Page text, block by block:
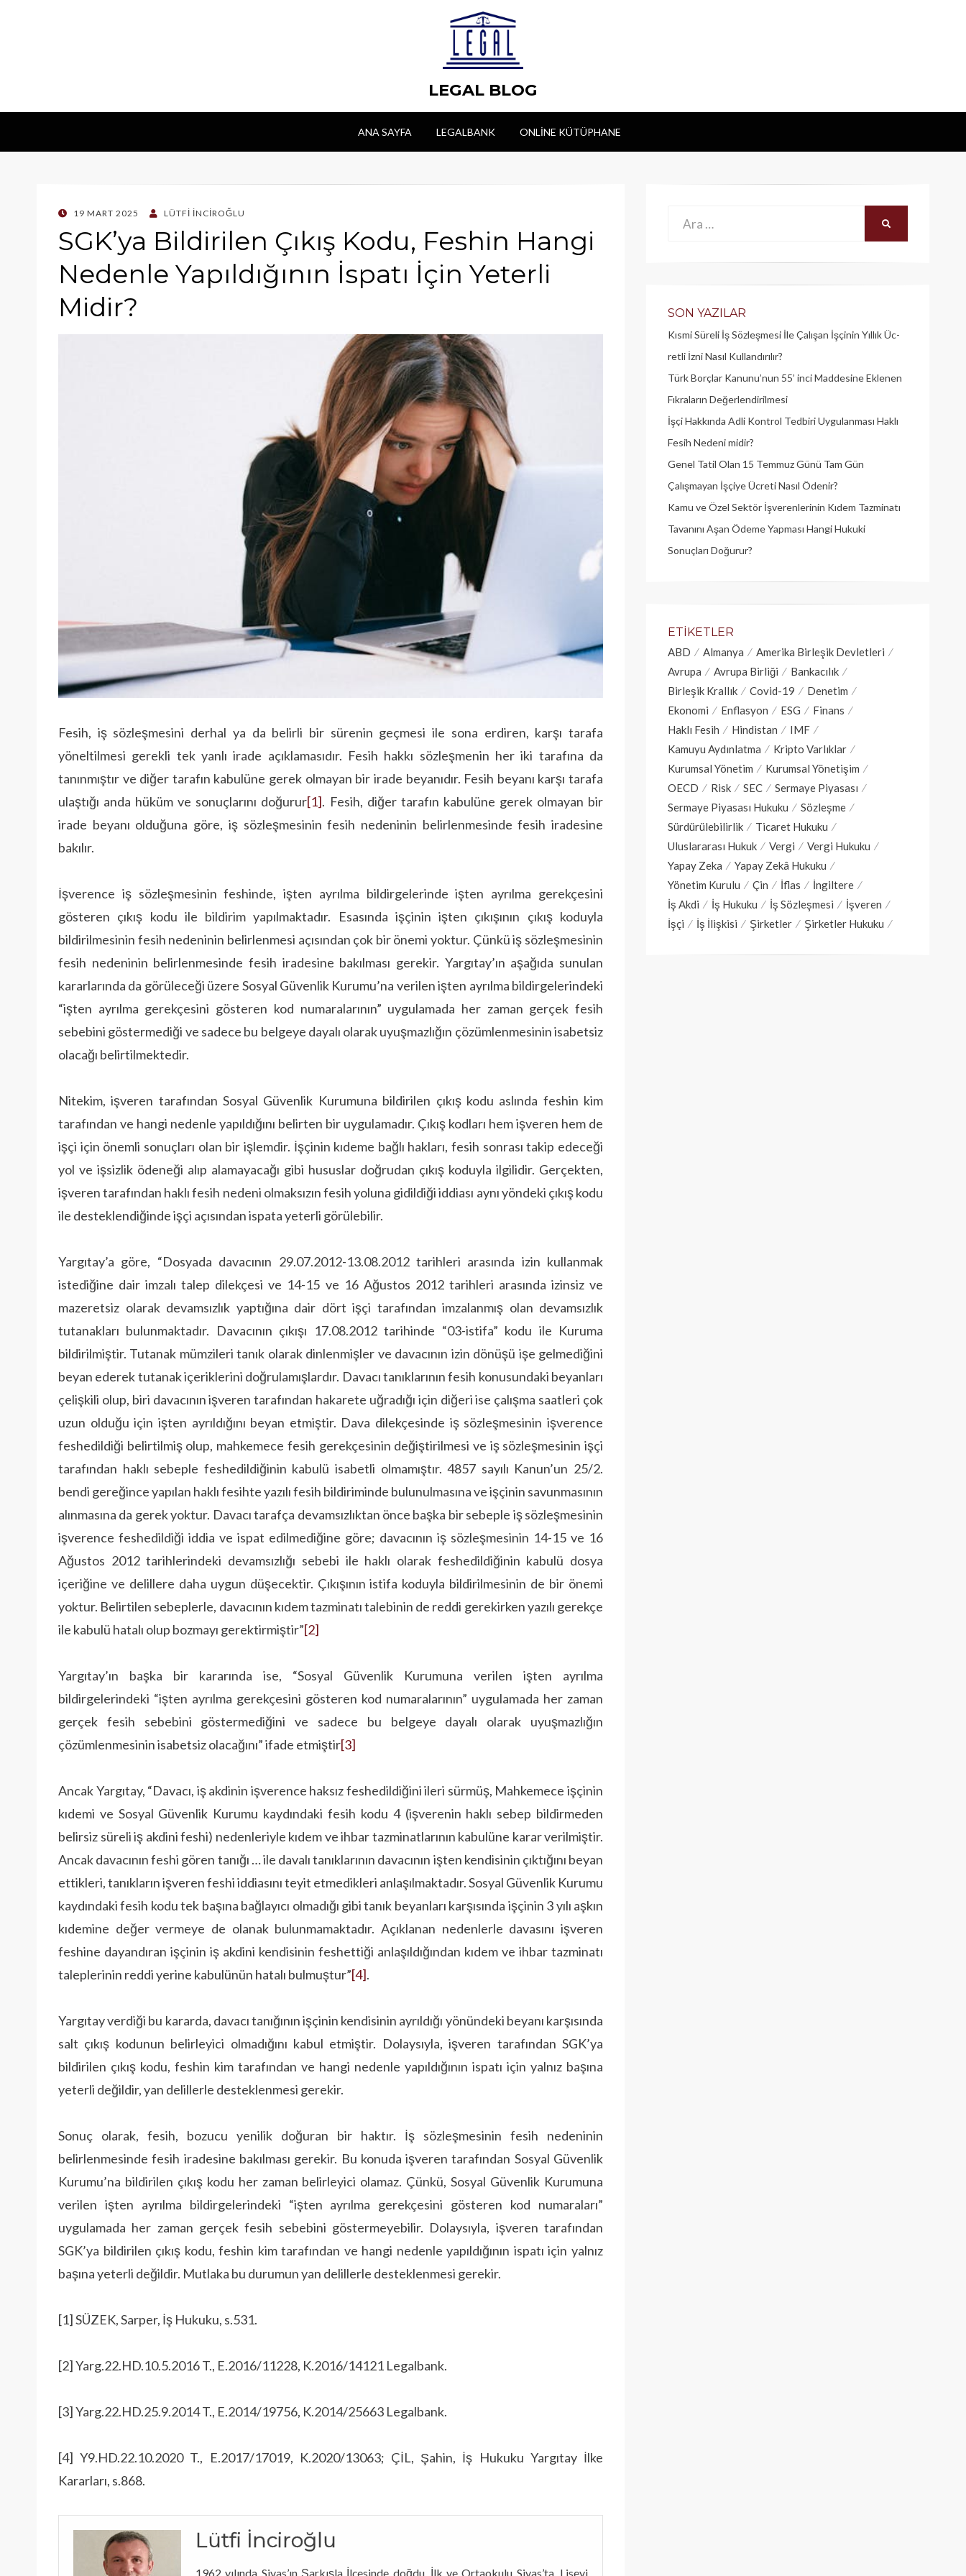
LEGAL BLOG
ANA SAYFA LEGALBANK ONLINE KÜTÜPHANE
POSTED
19 MART 2025 LÜTFI İNCIROĞLU
SGK’ya Bildirilen Çıkış Kodu, Feshin Hangi
Nedenle Yapıldığının İspatı İçin Yeterli
Midir?
Fesih, iş sözleşmesini derhal ya da belirli bir sürenin geçmesi ile sona erdiren, karşı tarafa
yöneltilmesi gerekli tek yanlı irade açıklamasıdır. Fesih hakkı sözleşmenin her iki tarafına da
tanınmıştır ve diğer tarafın kabulüne gerek olmayan bir irade beyanıdır. Fesih beyanı karşı tarafa
ulaştığı anda hüküm ve sonuçlarını doğurur[1]. Fesih, diğer tarafın kabulüne gerek olmayan bir
irade beyanı olduğuna göre, iş sözleşmesinin fesih nedeninin belirlenmesinde fesih iradesine
bakılır.
İşverence iş sözleşmesinin feshinde, işten ayrılma bildirgelerinde işten ayrılma gerekçesini
gösteren çıkış kodu ile bildirim yapılmaktadır. Esasında işçinin işten çıkışının çıkış koduyla
bildirilmesinin fesih nedeninin belirlenmesi açısından çok bir önemi yoktur. Çünkü iş sözleşmesinin
fesih nedeninin belirlenmesinde fesih iradesine bakılması gerekir. Yargıtay’ın aşağıda sunulan
kararlarında da görüleceği üzere Sosyal Güvenlik Kurumu’na verilen işten ayrılma bildirgelerindeki
“işten ayrılma gerekçesini gösteren kod numaralarının” uygulamada her zaman gerçek fesih
sebebini göstermediği ve sadece bu belgeye dayalı olarak uyuşmazlığın çözümlenmesinin isabetsiz
olacağı belirtilmektedir.
Nitekim, işveren tarafından Sosyal Güvenlik Kurumuna bildirilen çıkış kodu aslında feshin kim
tarafından ve hangi nedenle yapıldığını belirten bir uygulamadır. Çıkış kodları hem işveren hem de
işçi için önemli sonuçları olan bir işlemdir. İşçinin kıdeme bağlı hakları, fesih sonrası takip edeceği
yol ve işsizlik ödeneği alıp alamayacağı gibi hususlar doğrudan çıkış koduyla il­gilidir. Gerçekten,
işveren tarafından haklı fesih nedeni olmaksızın fesih yo­luna gidildiği iddiası aynı yöndeki çıkış kodu
ile desteklendiğinde işçi açısın­dan ispata yeterli görülebilir.
Yargıtay’a göre, “Dosyada davacının 29.07.2012-13.08.2012 tarihleri arasında izin kullanmak
istediğine dair imzalı talep dilekçesi ve 14-15 ve 16 Ağustos 2012 tarihleri arasında izinsiz ve
mazeretsiz olarak devamsızlık yaptığına dair dört işçi tarafından imzalanmış olan devamsızlık
tutanakları bulunmaktadır. Davacının çıkışı 17.08.2012 tarihinde “03-istifa” kodu ile Kuruma
bildirilmiştir. Tutanak mümzileri tanık olarak dinlenmişler ve davacının izin dönüşü işe gelmediğini
beyan ederek tutanak içeriklerini doğrulamışlardır. Davacı tanıklarının fesih konusundaki beyanları
çelişkili olup, biri davacının işveren tarafından hakarete uğradığı için diğeri ise çalışma saatleri çok
uzun olduğu için işten ayrıldığını beyan etmiştir. Dava dilekçesinde iş sözleşmesinin işverence
feshedildiği belirtilmiş olup, mahkemece fesih gerekçesinin değiştirilmesi ve iş sözleşmesinin işçi
tarafından haklı sebeple feshedildiğinin kabulü isabetli olmamıştır. 4857 sayılı Kanun’un 25/2.
bendi gereğince yapılan haklı fesihte yazılı fesih bildiriminde bulunulmasına ve işçinin savunmasının
alınmasına da gerek yoktur. Davacı tarafça devamsızlıktan önce başka bir sebeple iş sözleşmesinin
işverence feshedildiği iddia ve ispat edilmediğine göre; davacının iş sözleşmesinin 14-15 ve 16
Ağustos 2012 tarihlerindeki devamsızlığı sebebi ile haklı olarak feshedildiğinin kabulü dosya
içeriğine ve delillere daha uygun düşecektir. Çıkışının istifa koduyla bildirilmesinin de bir önemi
yoktur. Belirtilen sebeplerle, davacının kıdem tazminatı talebinin de reddi gerekirken yazılı gerekçe
ile kabulü hatalı olup bozmayı gerektirmiştir”[2]
Yargıtay’ın başka bir kararında ise, “Sosyal Güvenlik Kurumuna verilen işten ayrılma
bildirgelerindeki “işten ayrılma gerekçesini gösteren kod numaralarının” uygulamada her zaman
gerçek fesih sebebini göstermediğini ve sadece bu belgeye dayalı olarak uyuşmazlığın
çözümlenmesinin isabetsiz olacağını” ifade etmiştir[3]
Ancak Yargıtay, “Davacı, iş akdinin işverence haksız feshedil­diğini ileri sürmüş, Mahkemece işçinin
kıdemi ve Sosyal Güvenlik Kurumu kaydındaki fesih kodu 4 (işverenin haklı sebep bildirmeden
belirsiz süreli iş akdini feshi) nedenleriyle kıdem ve ihbar tazminatlarının kabulüne karar ve­rilmiştir.
Ancak davacının feshi gören tanığı … ile davalı tanıklarının davacı­nın işten kendisinin çıktığını beyan
ettikleri, tanıkların işveren feshi iddiasını teyit etmedikleri anlaşılmaktadır. Sosyal Güvenlik Kurumu
kaydındaki fesih kodu tek başına bağlayıcı olmadığı gibi tanık beyanları karşısında işçinin 3 yılı aşkın
kıdemine değer vermeye de olanak bulunmamaktadır. Açıklanan nedenlerle davasını işveren
feshine dayandıran işçinin iş akdini kendisinin feshettiği anlaşıldığından kıdem ve ihbar tazminatı
taleplerinin reddi yerine kabulünün hatalı bulmuştur”[4].
Yargıtay verdiği bu kararda, davacı tanığının işçinin kendisinin ayrıl­dığı yönündeki beyanı karşısında
salt çıkış kodunun belirleyici olmadığını kabul etmiştir. Dolaysıyla, işveren tarafından SGK’ya
bildirilen çıkış kodu, feshin kim tarafından ve hangi nedenle yapıldığının ispatı için yalnız başına
yeterli değildir, yan delillerle desteklenmesi gerekir.
Sonuç olarak, fesih, bozucu yenilik doğuran bir haktır. İş sözleşmesinin fesih nedeninin
belirlenmesinde fesih iradesine bakılması gerekir. Bu konuda işveren tarafından Sosyal Güvenlik
Kurumu’na bildirilen çıkış kodu her zaman belirleyici olamaz. Çünkü, Sosyal Güvenlik Kurumuna
verilen işten ayrılma bildirgelerindeki “işten ayrılma gerekçesini gösteren kod numaraları”
uygulamada her zaman gerçek fesih sebebini göstermeyebilir. Dolaysıyla, işveren tarafından
SGK’ya bildirilen çıkış kodu, feshin kim tarafından ve hangi nedenle yapıldığının ispatı için yalnız
başına yeterli değildir. Mutlaka bu durumun yan delillerle desteklenmesi gerekir.
[1] SÜZEK, Sarper, İş Hukuku, s.531.
[2] Yarg.22.HD.10.5.2016 T., E.2016/11228, K.2016/14121 Legalbank.
[3] Yarg.22.HD.25.9.2014 T., E.2014/19756, K.2014/25663 Legalbank.
[4] Y9.HD.22.10.2020 T., E.2017/17019, K.2020/13063; ÇİL, Şahin, İş Hukuku Yargıtay İlke
Kararları, s.868.
Lütfi İnciroğlu
1962 yılında Sivas’ın Şarkışla İlçesinde doğdu. İlk ve Ortaokulu Sivas’ta, Liseyi
Ara:
SON YAZILAR
Kısmi Süreli İş Sözleşmesi İle Çalışan İşçinin Yıllık Üc­
retli İzni Nasıl Kullandırılır?
Türk Borçlar Kanunu’nun 55’ inci Maddesine Eklenen
Fıkraların Değerlendirilmesi
İşçi Hakkında Adli Kontrol Tedbiri Uygulanması Haklı
Fesih Nedeni midir?
Genel Tatil Olan 15 Temmuz Günü Tam Gün
Çalışmayan İşçiye Ücreti Nasıl Ödenir?
Kamu ve Özel Sektör İşverenlerinin Kıdem Tazminatı
Tavanını Aşan Ödeme Yapması Hangi Hukuki
Sonuçları Doğurur?
ETIKETLER
ABD Almanya
Amerika Birleşik Devletleri
Avrupa
Avrupa Birliği
Bankacılık
Birleşik Krallık
Covid-19
Denetim
Ekonomi
Enflasyon ESG
Finans
Haklı Fesih
Hindistan
IMF
Kamuyu Aydınlatma
Kripto Varlıklar
Kurumsal Yönetim
Kurumsal Yönetişim
OECD
Risk SEC
Sermaye Piyasası
Sermaye Piyasası Hukuku
Sözleşme
Sürdürülebilirlik
Ticaret Hukuku
Uluslararası Hukuk
Vergi
Vergi Hukuku
Yapay Zeka
Yapay Zekâ Hukuku
Yönetim Kurulu
Çin İflas
İngiltere
İş Akdi
İş Hukuku İş Sözleşmesi
İşveren
İşçi
İş İlişkisi Şirketler Şirketler Hukuku